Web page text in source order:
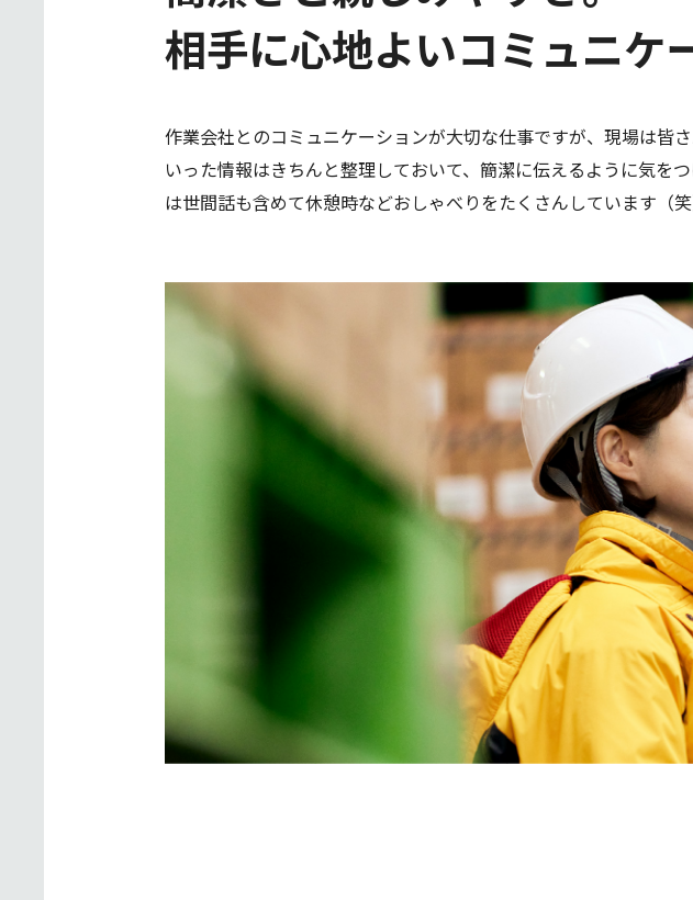
相手に心地よいコミュニケ
作業会社とのコミュニケーションが大切な仕事ですが、現場は皆
いった情報はきちんと整理しておいて、簡潔に伝えるように気を
は世間話も含めて休憩時などおしゃべりをたくさんしています（笑